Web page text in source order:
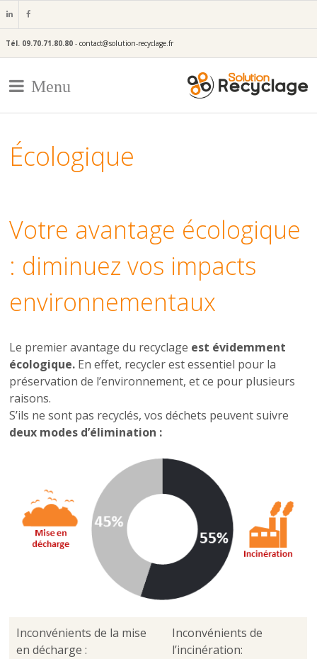
Tél. 09.70.71.80.80 - contact@solution-recyclage.fr
Menu
Écologique
Votre avantage écologique
: diminuez vos impacts
environnementaux
Le premier avantage du recyclage est évidemment
écologique. En effet, recycler est essentiel pour la
préservation de l’environnement, et ce pour plusieurs
raisons.
S’ils ne sont pas recyclés, vos déchets peuvent suivre
deux modes d’élimination :
Inconvénients de la mise
en décharge :
Inconvénients de
l’incinération: